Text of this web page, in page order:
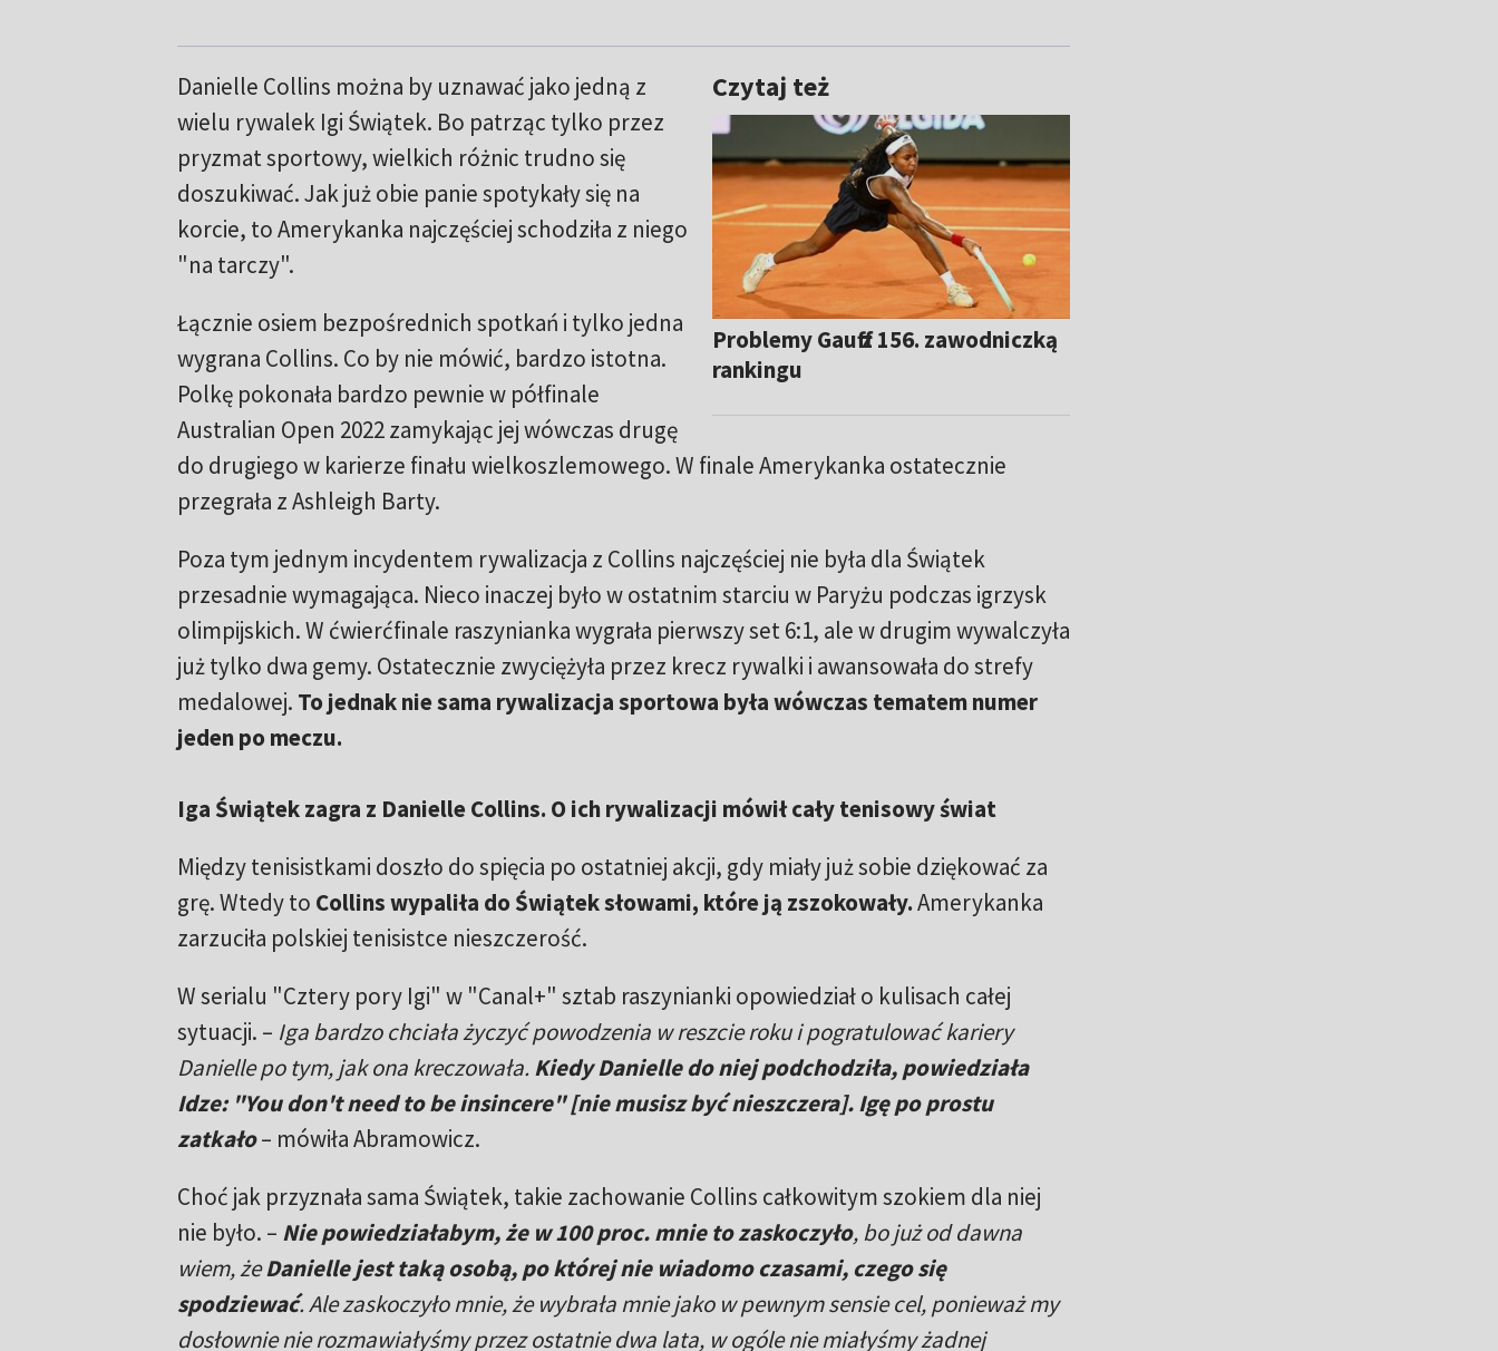
Czytaj też
Problemy Gauff z 156. zawodniczką
rankingu
Danielle Collins można by uznawać jako jedną z
wielu rywalek Igi Świątek. Bo patrząc tylko przez
pryzmat sportowy, wielkich różnic trudno się
doszukiwać. Jak już obie panie spotykały się na
korcie, to Amerykanka najczęściej schodziła z niego
"na tarczy".
Łącznie osiem bezpośrednich spotkań i tylko jedna
wygrana Collins. Co by nie mówić, bardzo istotna.
Polkę pokonała bardzo pewnie w półfinale
Australian Open 2022 zamykając jej wówczas drugę
do drugiego w karierze finału wielkoszlemowego. W finale Amerykanka ostatecznie
przegrała z Ashleigh Barty.
Poza tym jednym incydentem rywalizacja z Collins najczęściej nie była dla Świątek
przesadnie wymagająca. Nieco inaczej było w ostatnim starciu w Paryżu podczas igrzysk
olimpijskich. W ćwierćfinale raszynianka wygrała pierwszy set 6:1, ale w drugim wywalczyła
już tylko dwa gemy. Ostatecznie zwyciężyła przez krecz rywalki i awansowała do strefy
medalowej. To jednak nie sama rywalizacja sportowa była wówczas tematem numer
jeden po meczu.
Iga Świątek zagra z Danielle Collins. O ich rywalizacji mówił cały tenisowy świat
Między tenisistkami doszło do spięcia po ostatniej akcji, gdy miały już sobie dziękować za
grę. Wtedy to Collins wypaliła do Świątek słowami, które ją zszokowały.Amerykanka
zarzuciła polskiej tenisistce nieszczerość.
W serialu "Cztery pory Igi" w "Canal+" sztab raszynianki opowiedział o kulisach całej
sytuacji. – Iga bardzo chciała życzyć powodzenia w reszcie roku i pogratulować kariery
Danielle po tym, jak ona kreczowała. Kiedy Danielle do niej podchodziła, powiedziała
Idze: "You don't need to be insincere" [nie musisz być nieszczera]. Igę po prostu
zatkało– mówiła Abramowicz.
Choć jak przyznała sama Świątek, takie zachowanie Collins całkowitym szokiem dla niej
nie było. – Nie powiedziałabym, że w 100 proc. mnie to zaskoczyło, bo już od dawna
wiem, żeDanielle jest taką osobą, po której nie wiadomo czasami, czego się
spodziewać. Ale zaskoczyło mnie, że wybrała mnie jako w pewnym sensie cel, ponieważ my
dosłownie nie rozmawiałyśmy przez ostatnie dwa lata, w ogóle nie miałyśmy żadnej